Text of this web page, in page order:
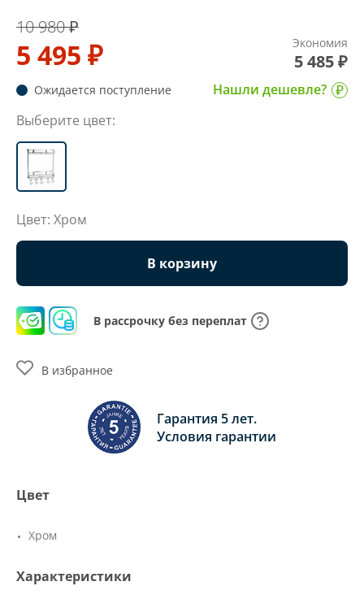
10 980 ₽
5 495 ₽ Экономия
5 485 ₽
Ожидается поступление
Нашли дешевле?
Выберите цвет:
Цвет: Хром
В корзину
В рассрочку без переплат
Гарантия 5 лет.
Условия гарантии
В избранное
Цвет
Хром
Характеристики